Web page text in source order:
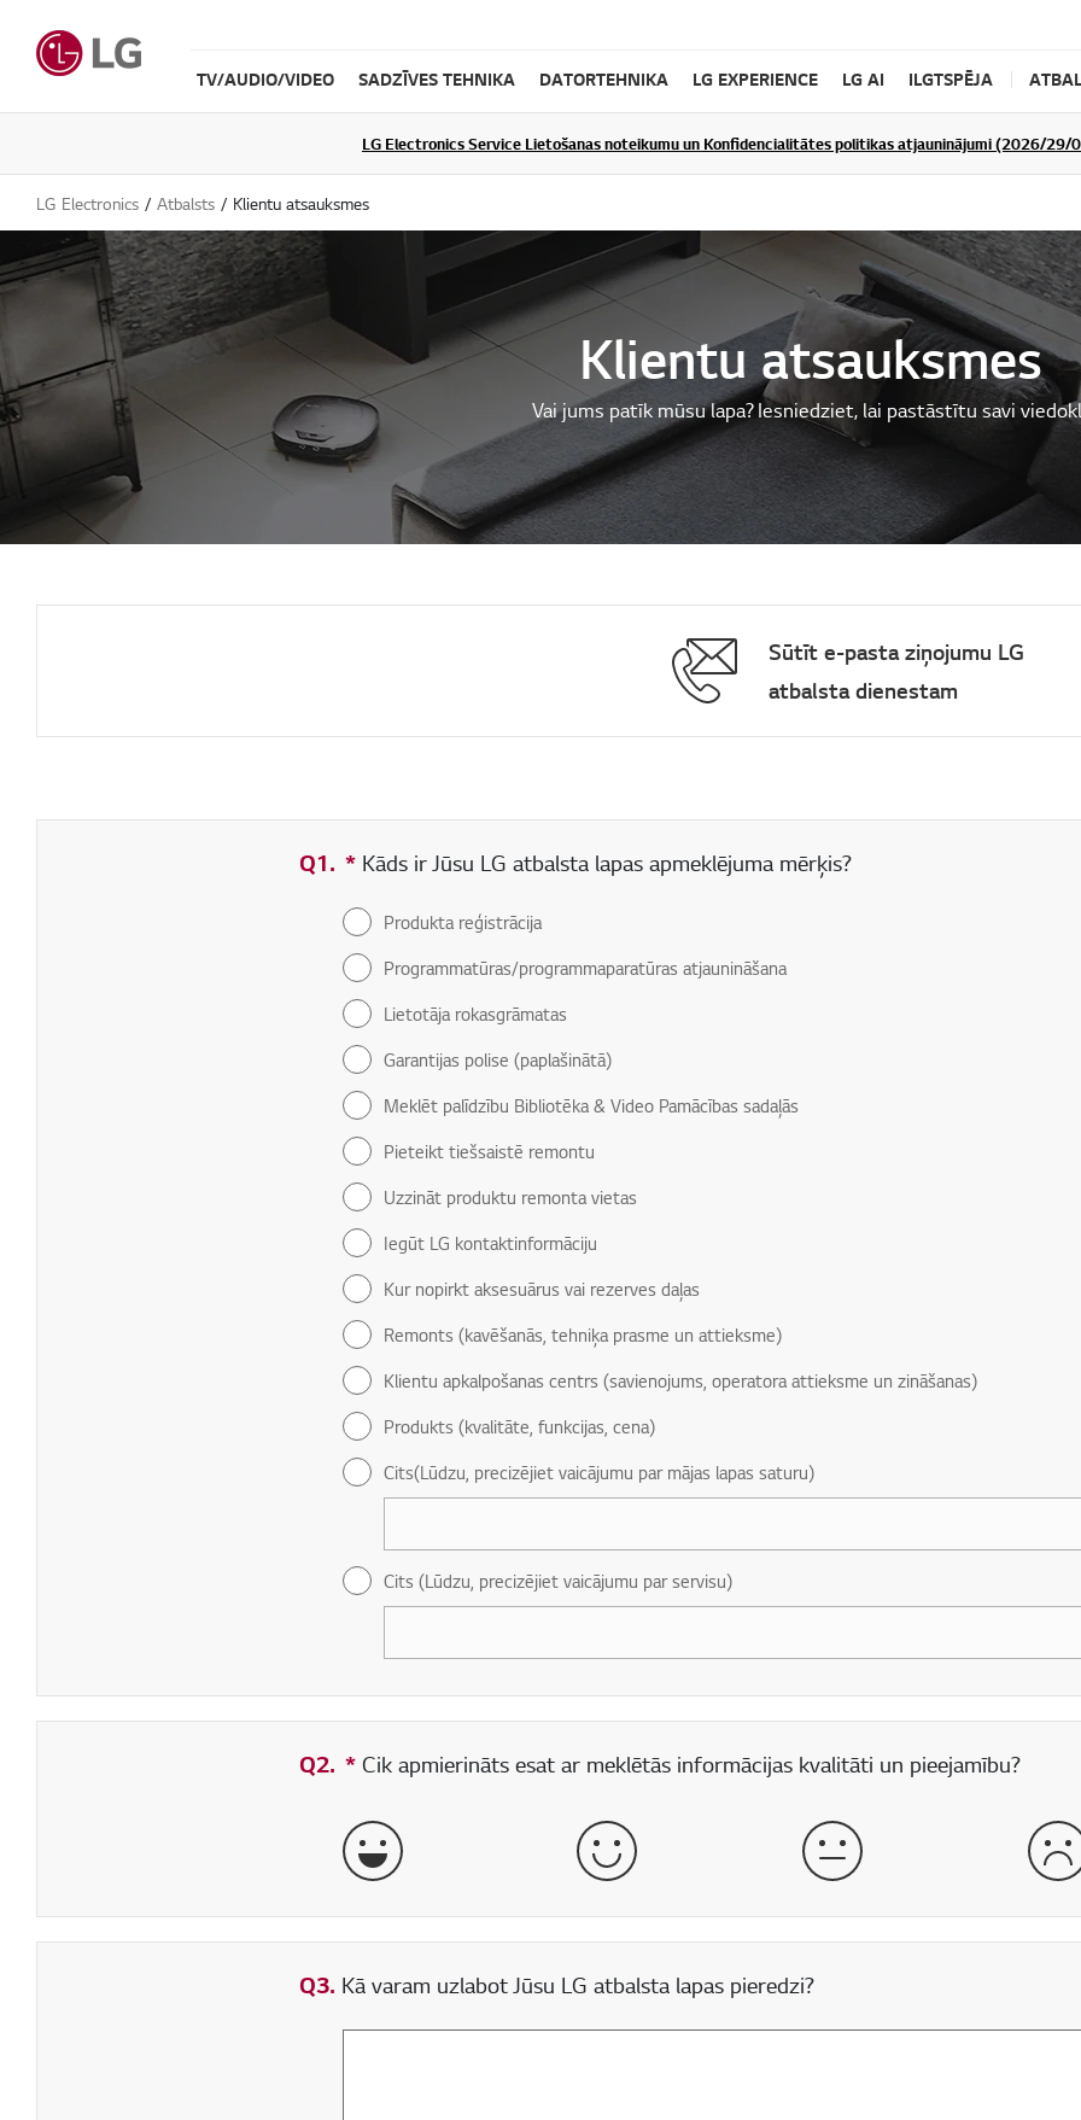
TV/AUDIO/VIDEO SADZĪVES TEHNIKA DATORTEHNIKA LG EXPERIENCE LG AI ILGTSPĒJA
LG Electronics Service Lietošanas noteikumu un Konfidencialitātes politikas atjauninājumi (2026/29/
LG Electronics Atbalsts Klientu atsauksmes
Klientu atsauksmes
Vai jums patīk mūsu lapa? Iesniedziet, lai pastāstītu savi
Sūtīt e-pasta ziņojumu LG
atbalsta dienestam
Q1. * Obligāti aizpildāms lauks
Kāds ir Jūsu LG atbalsta lapas apmeklējuma mērķis?
Produkta reģistrācija
Programmatūras/programmaparatūras atjaunināšana
Lietotāja rokasgrāmatas
Garantijas polise (paplašinātā)
Meklēt palīdzību Bibliotēka & Video Pamācības sadaļās
Pieteikt tiešsaistē remontu
Uzzināt produktu remonta vietas
Iegūt LG kontaktinformāciju
Kur nopirkt aksesuārus vai rezerves daļas
Remonts (kavēšanās, tehniķa prasme un attieksme)
Klientu apkalpošanas centrs (savienojums, operatora attieksme un zināšanas)
Produkts (kvalitāte, funkcijas, cena)
Cits(Lūdzu, precizējiet vaicājumu par mājas lapas saturu)
Cits (Lūdzu, precizējiet vaicājumu par servisu)
Q2. *Obligāti aizpildāms lauks
Cik apmierināts esat ar meklētās informācijas kvalitāti un pieejamību?
ļoti labi labs normāls
Q3. Kā varam uzlabot Jūsu LG atbalsta lapas pieredzi?